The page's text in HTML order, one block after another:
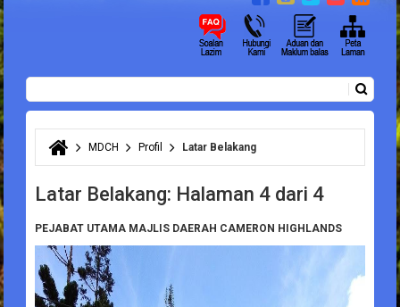
Borang carian
Anda di sini
MDCH Profil Latar Belakang
Latar Belakang: Halaman 4 dari 4
PEJABAT UTAMA MAJLIS DAERAH CAMERON HIGHLANDS